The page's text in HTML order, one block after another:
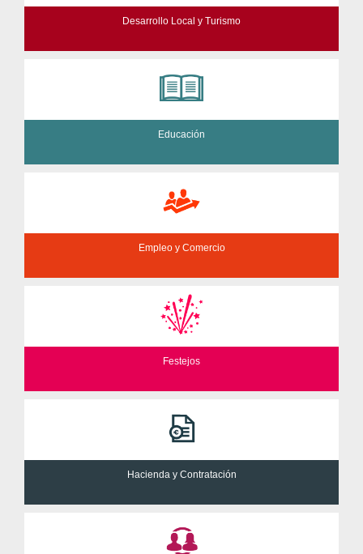
Desarrollo Local y Turismo
Educación
Empleo y Comercio
Festejos
Hacienda y Contratación